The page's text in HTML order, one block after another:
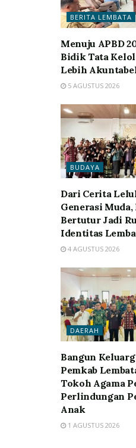
BERITA LEMBATA
Menuju APBD
Bidik Tata
Lebih
5 AGUSTUS 2026
BUDAYA
Dari Cerita
Generasi Muda,
Bertutur Jadi
Identitas
4 AGUSTUS 2026
DAERAH
Bangun
Pemkab
Tokoh Agama
Perlindungan
Anak
1 AGUSTUS 2026